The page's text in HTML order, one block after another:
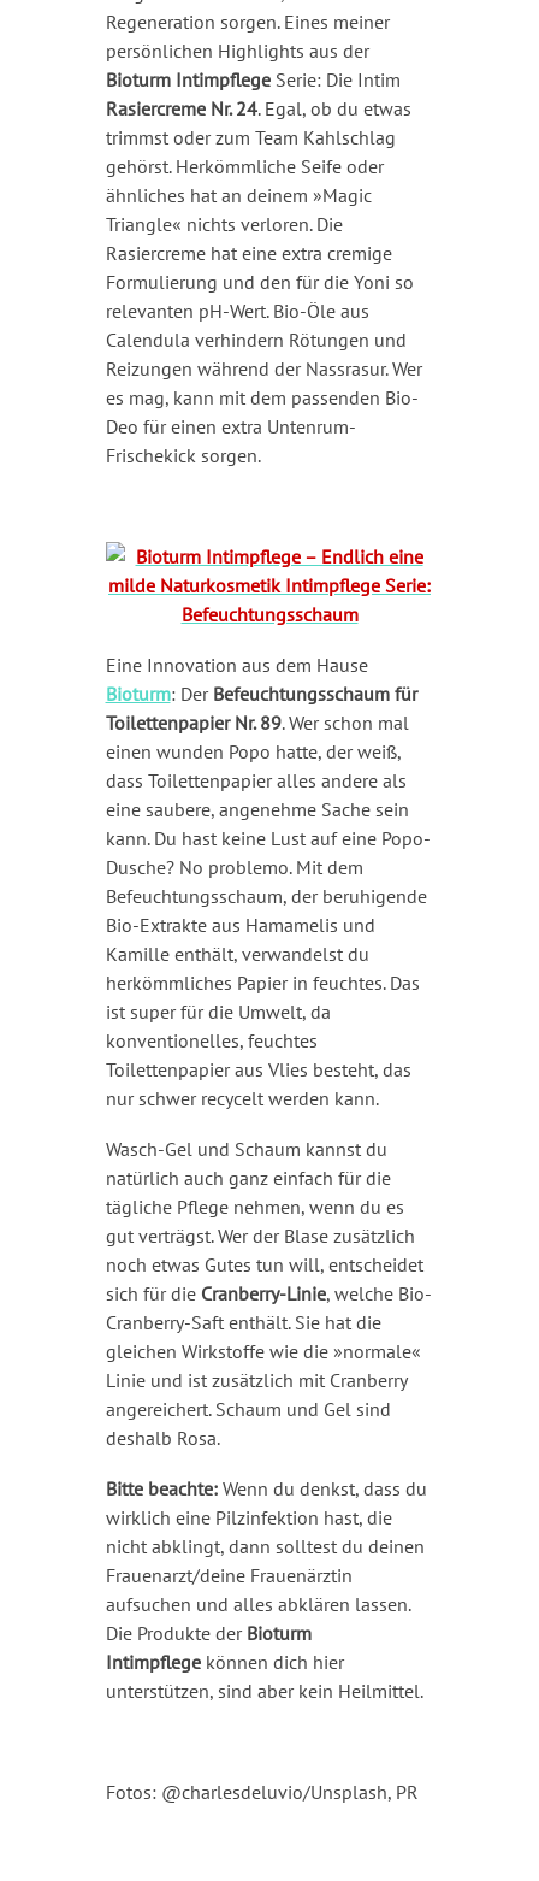
Regeneration sorgen. Eines meiner
persönlichen Highlights aus der
Bioturm Intimpflege Serie: Die Intim
Rasiercreme Nr. 24. Egal, ob du etwas
trimmst oder zum Team Kahlschlag
gehörst. Herkömmliche Seife oder
ähnliches hat an deinem »Magic
Triangle« nichts verloren. Die
Rasiercreme hat eine extra cremige
Formulierung und den für die Yoni so
relevanten pH-Wert. Bio-Öle aus
Calendula verhindern Rötungen und
Reizungen während der Nassrasur. Wer
es mag, kann mit dem passenden Bio-
Deo für einen extra Untenrum-
Frischekick sorgen.
Eine Innovation aus dem Hause
Bioturm: DerBefeuchtungsschaum für
Toilettenpapier Nr. 89. Wer schon mal
einen wunden Popo hatte, der weiß,
dass Toilettenpapier alles andere als
eine saubere, angenehme Sache sein
kann. Du hast keine Lust auf eine Popo-
Dusche? No problemo. Mit dem
Befeuchtungsschaum, der beruhigende
Bio-Extrakte aus Hamamelis und
Kamille enthält, verwandelst du
herkömmliches Papier in feuchtes. Das
ist super für die Umwelt, da
konventionelles, feuchtes
Toilettenpapier aus Vlies besteht, das
nur schwer recycelt werden kann.
Wasch-Gel und Schaum kannst du
natürlich auch ganz einfach für die
tägliche Pflege nehmen, wenn du es
gut verträgst. Wer der Blase zusätzlich
noch etwas Gutes tun will, entscheidet
sich für die Cranberry-Linie, welche Bio-
Cranberry-Saft enthält. Sie hat die
gleichen Wirkstoffe wie die »normale«
Linie und ist zusätzlich mit Cranberry
angereichert. Schaum und Gel sind
deshalb Rosa.
Bitte beachte:Wenn du denkst, dass du
wirklich eine Pilzinfektion hast, die
nicht abklingt, dann solltest du deinen
Frauenarzt/deine Frauenärztin
aufsuchen und alles abklären lassen.
Die Produkte der Bioturm
Intimpflegekönnen dich hier
unterstützen, sind aber kein Heilmittel.
Fotos: @charlesdeluvio/Unsplash, PR